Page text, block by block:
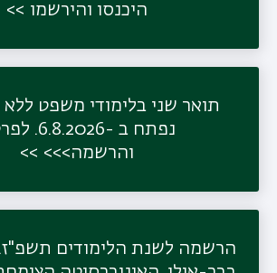
היכנסו והירשמו
תואר שני בלימודי משפט
נפתח ב -
והרשמה>>>
הרשמה לשנת הלימודים תשפ"ז.